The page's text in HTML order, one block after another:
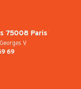
75008 Paris
V
69